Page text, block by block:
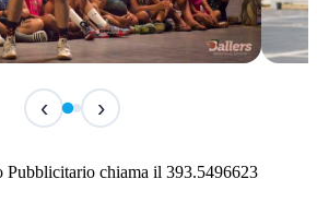
Memorial Michele
Lungomare C. Colombo
‹ ›
Pubblicitario chiama il 393.5496623